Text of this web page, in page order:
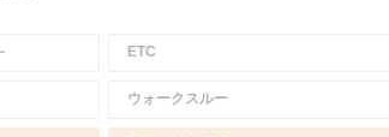
ETC
ウォークスルー